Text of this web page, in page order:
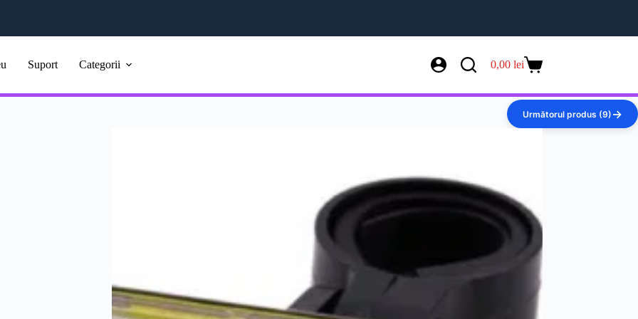
Suport Categorii
Coș
cumpărături
0,00 lei
Următorul produs (9)